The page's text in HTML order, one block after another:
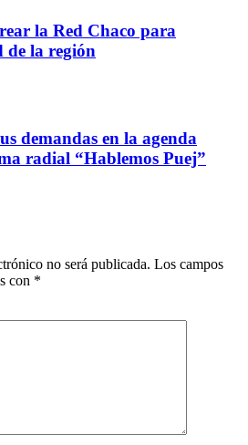
la Red Chaco para
la región
demandas en la agenda
radial “Hablemos Puej”
no será publicada. Los campos
con *